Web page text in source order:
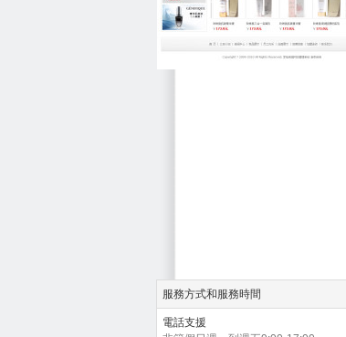
服務方式和服務時間
電話支援